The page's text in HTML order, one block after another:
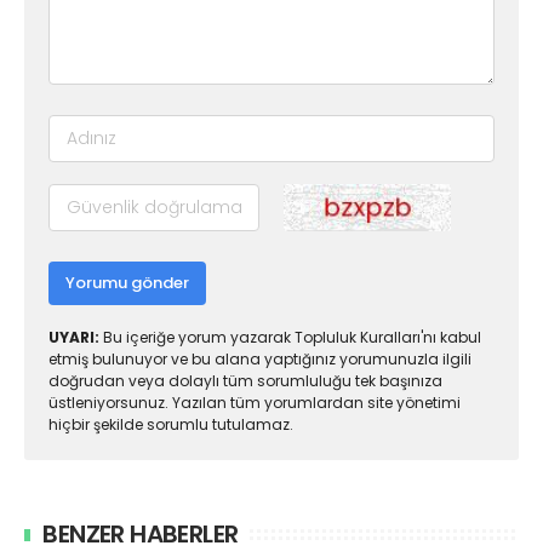
Yorumu gönder
UYARI: Bu içeriğe yorum yazarak Topluluk Kuralları'nı kabul
etmiş bulunuyor ve bu alana yaptığınız yorumunuzla ilgili
doğrudan veya dolaylı tüm sorumluluğu tek başınıza
üstleniyorsunuz. Yazılan tüm yorumlardan site yönetimi
hiçbir şekilde sorumlu tutulamaz.
BENZER HABERLER